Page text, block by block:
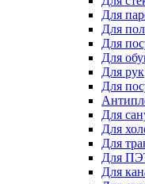
Для
Для
Для
Для
Для рук
Для
Для
Для
Для
Для
Для